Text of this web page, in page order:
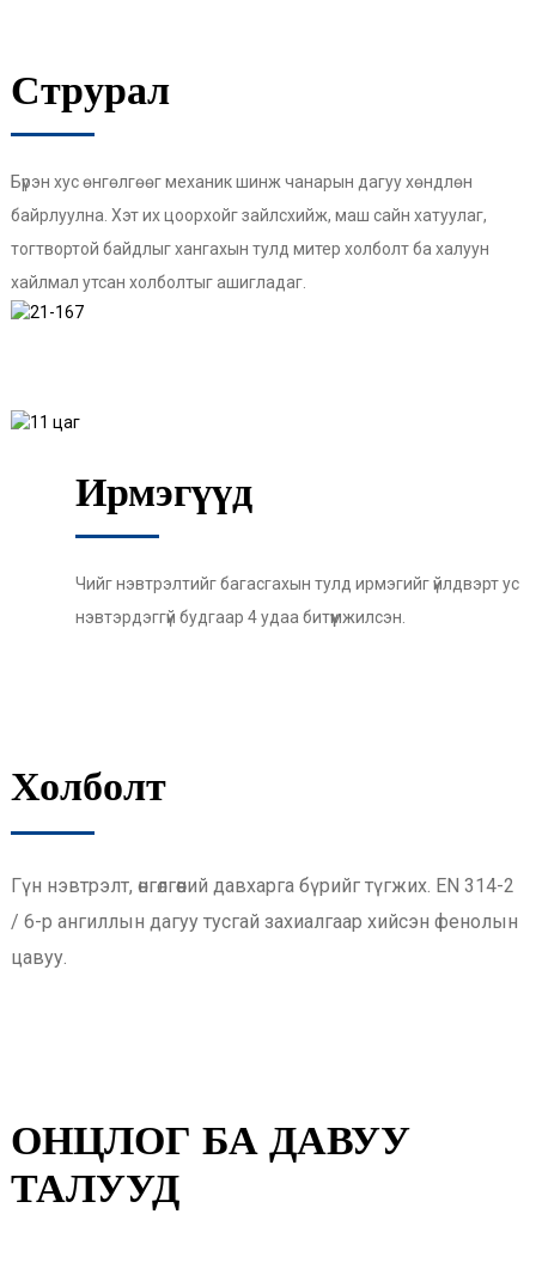
Струрал
Бүрэн хус өнгөлгөөг механик шинж чанарын дагуу хөндлөн
байрлуулна. Хэт их цоорхойг зайлсхийж, маш сайн хатуулаг,
тогтвортой байдлыг хангахын тулд митер холболт ба халуун
хайлмал утсан холболтыг ашигладаг.
Ирмэгүүд
Чийг нэвтрэлтийг багасгахын тулд ирмэгийг үйлдвэрт ус
нэвтэрдэггүй будгаар 4 удаа битүүмжилсэн.
Холболт
Гүн нэвтрэлт, өнгөлгөөний давхарга бүрийг түгжих. EN 314-2
/ ​​6-р ангиллын дагуу тусгай захиалгаар хийсэн фенолын
цавуу.
ОНЦЛОГ БА ДАВУУ
ТАЛУУД